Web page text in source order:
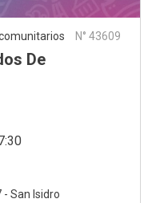
N° 43609
De
- San Isidro